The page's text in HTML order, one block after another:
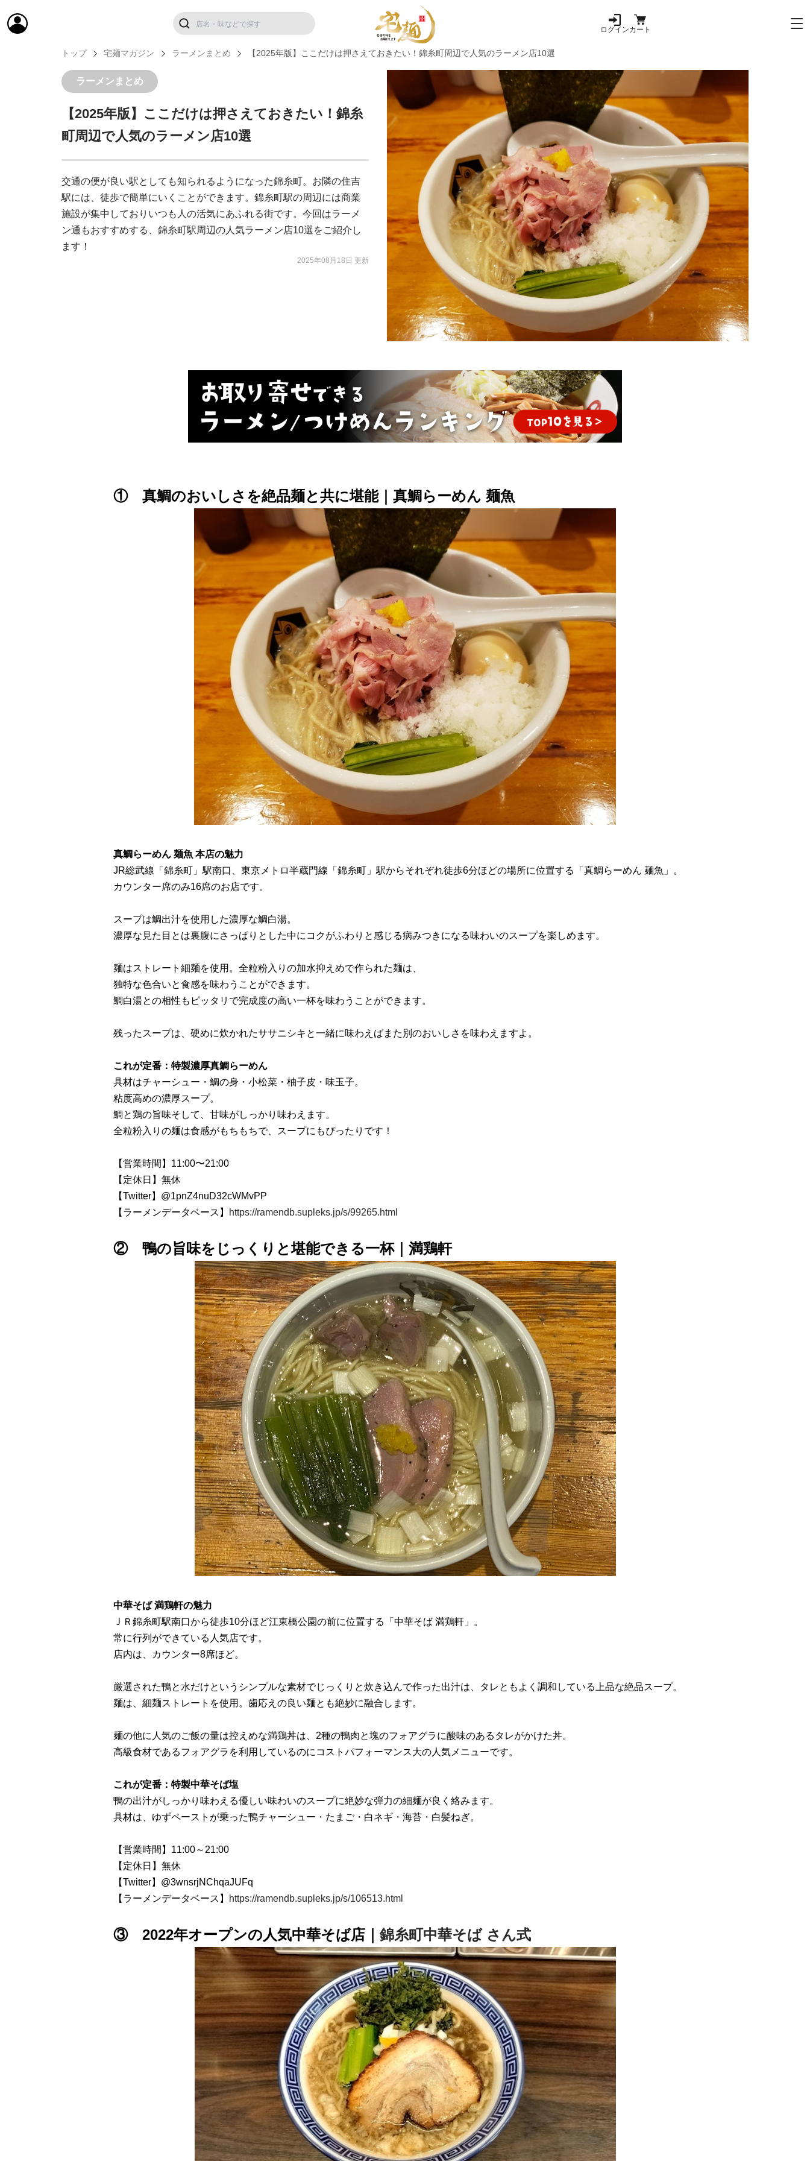
ログインカート
トップ 宅麺マガジン ラーメンまとめ 【2025年版】ここだけは押さえておきたい！錦糸町周辺で人気のラーメン店10選
ラーメンまとめ
【2025年版】ここだけは押さえておきたい！錦糸
町周辺で人気のラーメン店10選
交通の便が良い駅としても知られるようになった錦糸町。お隣の住吉
駅には、徒歩で簡単にいくことができます。錦糸町駅の周辺には商業
施設が集中しておりいつも人の活気にあふれる街です。今回はラーメ
ン通もおすすめする、錦糸町駅周辺の人気ラーメン店10選をご紹介し
ます！
2025年08月18日 更新
① 真鯛のおいしさを絶品麺と共に堪能｜真鯛らーめん 麺魚
真鯛らーめん 麺魚 本店の魅力
JR総武線「錦糸町」駅南口、東京メトロ半蔵門線「錦糸町」駅からそれぞれ徒歩6分ほどの場所に位置する「真鯛らーめん 麺魚」。
カウンター席のみ16席のお店です。
スープは鯛出汁を使用した濃厚な鯛白湯。
濃厚な見た目とは裏腹にさっぱりとした中にコクがふわりと感じる病みつきになる味わいのスープを楽しめます。
麺はストレート細麺を使用。全粒粉入りの加水抑えめで作られた麺は、
独特な色合いと食感を味わうことができます。
鯛白湯との相性もピッタリで完成度の高い一杯を味わうことができます。
残ったスープは、硬めに炊かれたササニシキと一緒に味わえばまた別のおいしさを味わえますよ。
これが定番：特製濃厚真鯛らーめん
具材はチャーシュー・鯛の身・小松菜・柚子皮・味玉子。
粘度高めの濃厚スープ。
鯛と鶏の旨味そして、甘味がしっかり味わえます。
全粒粉入りの麺は食感がもちもちで、スープにもぴったりです！
【営業時間】11:00〜21:00
【定休日】無休
【Twitter】 @1pnZ4nuD32cWMvPP
【ラーメンデータベース】
https://ramendb.supleks.jp/s/99265.html
② 鴨の旨味をじっくりと堪能できる一杯｜満鶏軒
中華そば 満鶏軒の魅力
ＪＲ錦糸町駅南口から徒歩10分ほど江東橋公園の前に位置する「中華そば 満鶏軒」。
常に行列ができている人気店です。
店内は、カウンター8席ほど。
厳選された鴨と水だけというシンプルな素材でじっくりと炊き込んで作った出汁は、タレともよく調和している上品な絶品スープ。
麺は、細麺ストレートを使用。歯応えの良い麺とも絶妙に融合します。
麺の他に人気のご飯の量は控えめな満鶏丼は、2種の鴨肉と塊のフォアグラに酸味のあるタレがかけた丼。
高級食材であるフォアグラを利用しているのにコストパフォーマンス大の人気メニューです。
これが定番：特製中華そば塩
鴨の出汁がしっかり味わえる優しい味わいのスープに絶妙な弾力の細麺が良く絡みます。
具材は、ゆずペーストが乗った鴨チャーシュー・たまご・白ネギ・海苔・白髪ねぎ。
【営業時間】11:00～21:00
【定休日】無休
【Twitter】 @3wnsrjNChqaJUFq
【ラーメンデータベース】
https://ramendb.supleks.jp/s/106513.html
③ 2022年オープンの人気中華そば店｜ 錦糸町中華そば さん式